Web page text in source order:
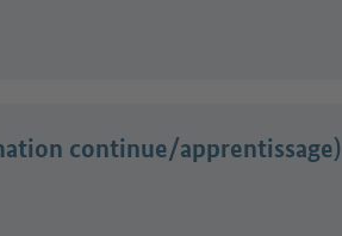
continue/apprentissage)